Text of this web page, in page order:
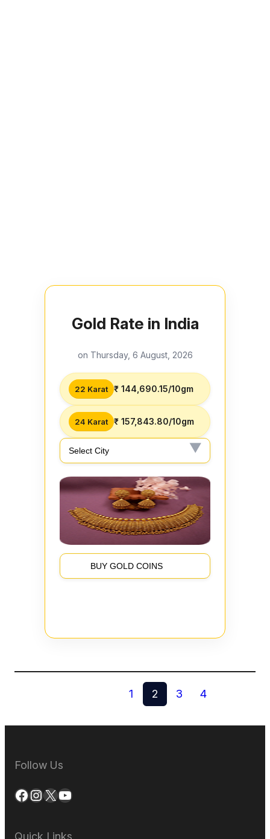
Gold Rate in India
on Thursday, 6 August, 2026
22 Karat ₹ 144,690.15/10gm
24 Karat ₹ 157,843.80/10gm
BUY GOLD COINS
1 2 3 4
Follow Us
Facebook InstagramX YouTube
Quick Links